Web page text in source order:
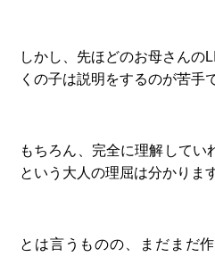
しかし、先ほどのお母さんの
くの子は説明をするのが苦手
もちろん、完全に理解してい
という大人の理屈は分かります
とは言うものの、まだまだ